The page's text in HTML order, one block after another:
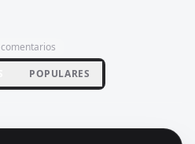
comentarios
POPULARES